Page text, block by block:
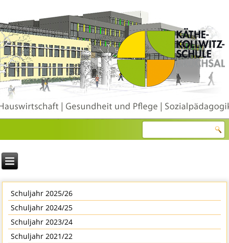
Schuljahr 2025/26
Schuljahr 2024/25
Schuljahr 2023/24
Schuljahr 2021/22